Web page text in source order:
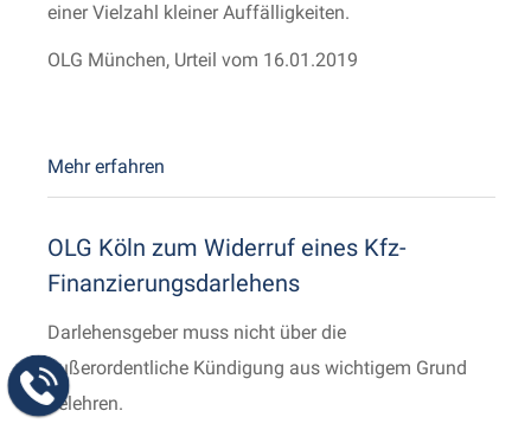
einer Vielzahl kleiner Auffälligkeiten.
OLG München, Urteil vom 16.01.2019
Mehr erfahren
OLG Köln zum Widerruf eines Kfz-
Finanzierungsdarlehens
Darlehensgeber muss nicht über die
außerordentliche Kündigung aus wichtigem Grund
belehren.